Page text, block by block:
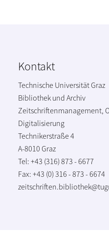
Kontakt
Technische Universität Graz
Bibliothek und Archiv
Zeitschriftenmanagement,
Digitalisierung
Technikerstraße 4
A-8010 Graz
Tel: +43 (316) 873 - 6677
Fax: +43 (0) 316 - 873 - 6674